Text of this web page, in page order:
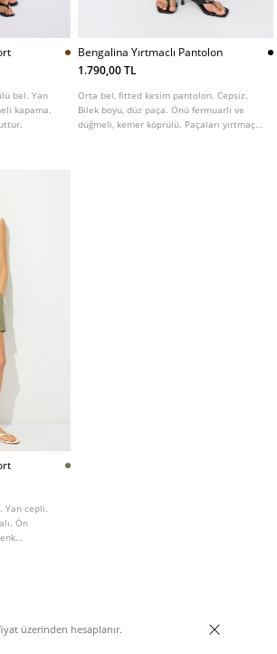
bel. Yan
kapama.
Bengalina Yırtmaclı Pantolon
1.790,00 TL
Orta bel, fitted kesim pantolon. Cepsiz.
Bilek boyu, düz paça. Önü fermuarlı ve
düğmeli, kemer köprülü. Paçaları yırtmaç
Yan cepli.
Ön
üzerinden hesaplanır.